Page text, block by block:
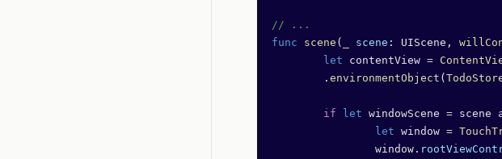
// ...
func scene ( scene : UIScene,
	let
contentView =
	.
environmentObject (
	if
let windowScene = scene
		let
window =
		window.